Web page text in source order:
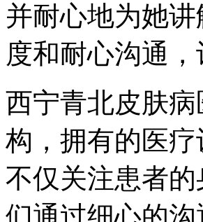
并耐心地为她
度和耐心沟通
西宁青北皮肤
构，拥有的医
不仅关注患者